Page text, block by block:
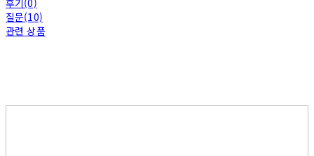
후기(0)
질문(10)
관련 상품